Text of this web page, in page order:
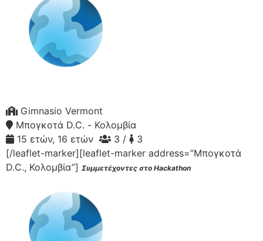
Gimnasio Vermont
Μπογκοτά D.C. - Κολομβία
15 ετών, 16 ετών
3 /
3
[/leaflet-marker][leaflet-marker address=”Μπογκοτά
D.C., Κολομβία”] Συμμετέχοντες στο Hackathon